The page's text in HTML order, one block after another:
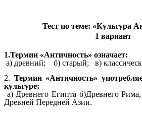
Тест по теме: «Культура
1 вариант
1.Термин «Античность» означает:
а) древний; б) старый; в)
2. Термин «Античность»
культуре:
а) Древнего Египта б)Древнего
Древней Передней Азии.